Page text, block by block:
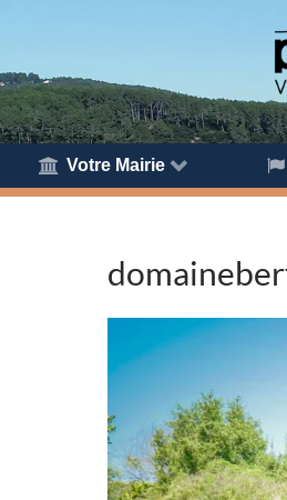
Votre Mairie